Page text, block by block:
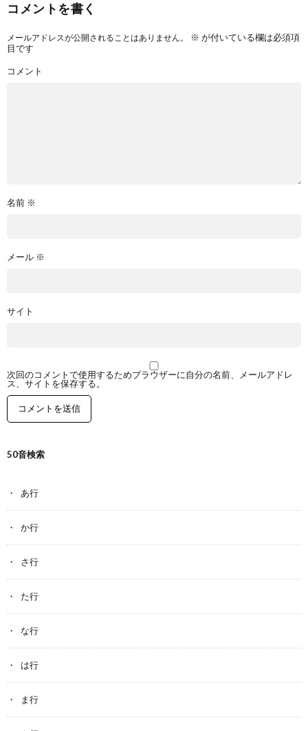
コメントを書く
メールアドレスが公開されることはありません。 ※ が付いている欄は必須項
目です
コメント
名前 ※
メール ※
サイト
次回のコメントで使用するためブラウザーに自分の名前、メールアドレ
ス、サイトを保存する。
50音検索
あ行
か行
さ行
た行
な行
は行
ま行